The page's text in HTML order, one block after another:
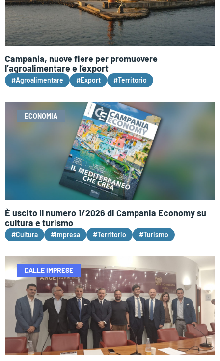
Campania, nuove fiere per promuovere
l’agroalimentare e l’export
#Agroalimentare #Export #Territorio
ECONOMIA
È uscito il numero 1/2026 di Campania Economy su
cultura e turismo
#Cultura #Impresa #Territorio #Turismo
DALLE IMPRESE